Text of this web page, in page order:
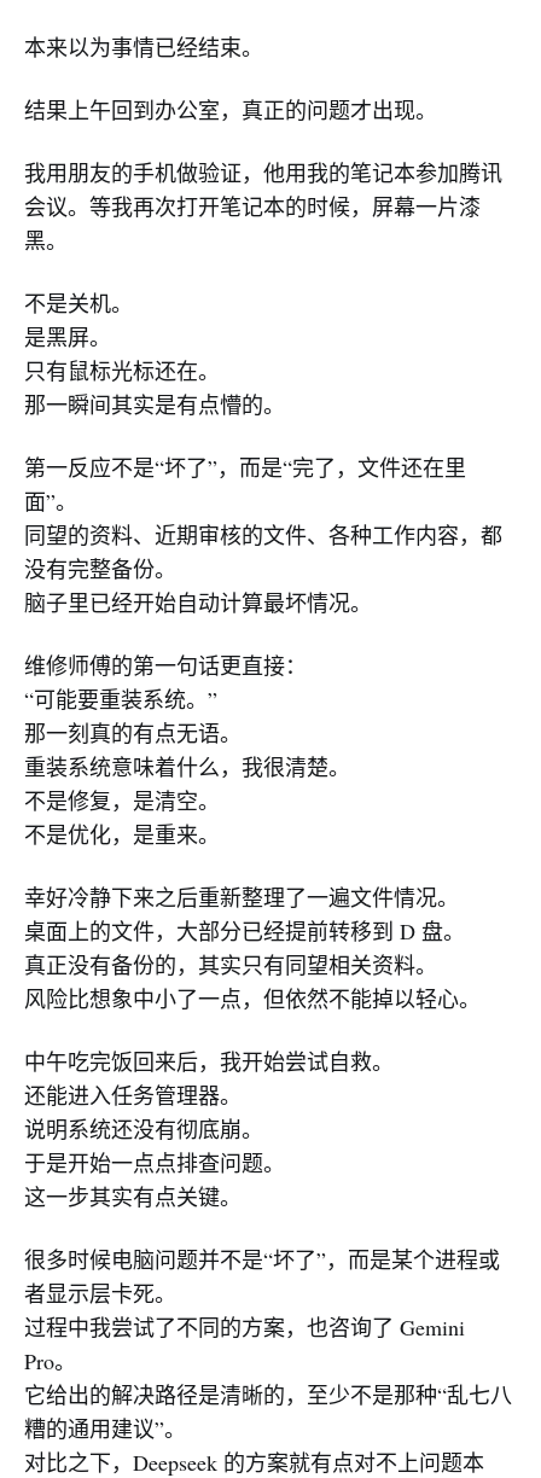
本来以为事情已经结束。
结果上午回到办公室，真正的问题才出现。
我用朋友的手机做验证，他用我的笔记本参加腾讯
会议。等我再次打开笔记本的时候，屏幕一片漆
黑。
不是关机。
是黑屏。
只有鼠标光标还在。
那一瞬间其实是有点懵的。
第一反应不是“坏了”，而是“完了，文件还在里
面”。
同望的资料、近期审核的文件、各种工作内容，都
没有完整备份。
脑子里已经开始自动计算最坏情况。
维修师傅的第一句话更直接：
“可能要重装系统。”
那一刻真的有点无语。
重装系统意味着什么，我很清楚。
不是修复，是清空。
不是优化，是重来。
幸好冷静下来之后重新整理了一遍文件情况。
桌面上的文件，大部分已经提前转移到 D 盘。
真正没有备份的，其实只有同望相关资料。
风险比想象中小了一点，但依然不能掉以轻心。
中午吃完饭回来后，我开始尝试自救。
还能进入任务管理器。
说明系统还没有彻底崩。
于是开始一点点排查问题。
这一步其实有点关键。
很多时候电脑问题并不是“坏了”，而是某个进程或
者显示层卡死。
过程中我尝试了不同的方案，也咨询了 Gemini
Pro。
它给出的解决路径是清晰的，至少不是那种“乱七八
糟的通用建议”。
对比之下，Deepseek 的方案就有点对不上问题本